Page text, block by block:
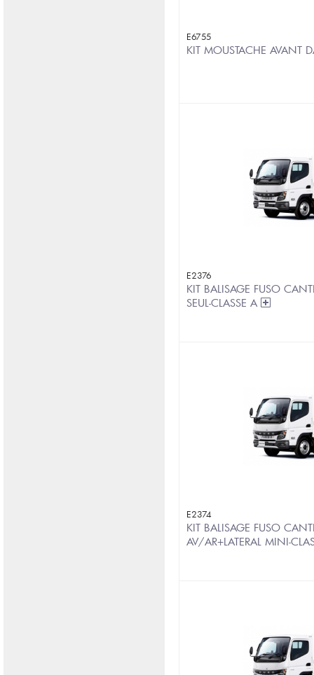
E6755
KIT MOUSTACHE AVANT
E2376
KIT BALISAGE FUSO
SEUL-CLASSE A
E2374
KIT BALISAGE FUSO
AV/AR+LATERAL MINI-